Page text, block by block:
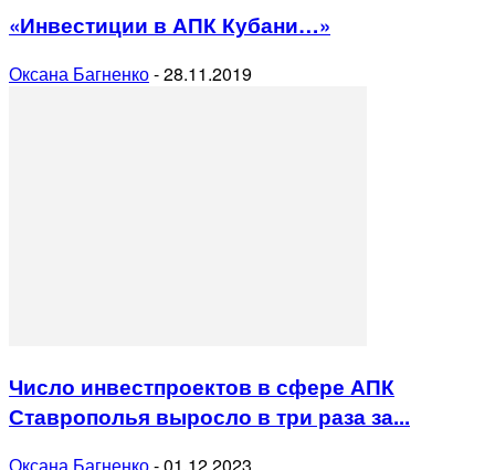
«Инвестиции в АПК Кубани…»
Оксана Багненко-28.11.2019
Число инвестпроектов в сфере АПК
Ставрополья выросло в три раза за...